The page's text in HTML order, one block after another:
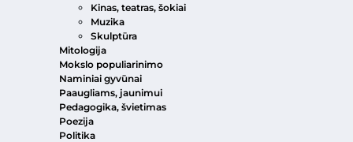
Kinas, teatras, šokiai
Muzika
Skulptūra
Mitologija
Mokslo populiarinimo
Naminiai gyvūnai
Paaugliams, jaunimui
Pedagogika, švietimas
Poezija
Politika